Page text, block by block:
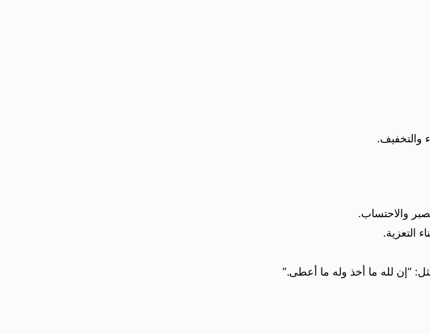
والتخفيف.
والاحتساب.
التعزية.
“إن لله ما أخذ وله ما أعطى.”